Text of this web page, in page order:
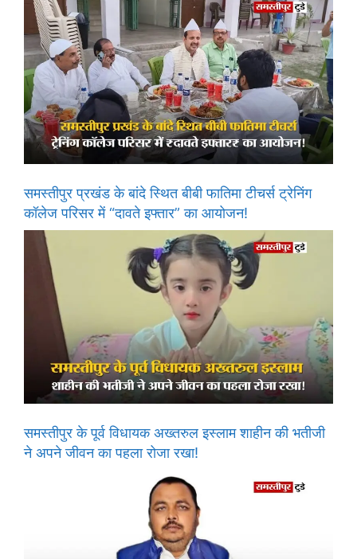
समस्तीपुर प्रखंड के बांदे स्थित बीबी फातिमा टीचर्स ट्रेनिंग
कॉलेज परिसर में “दावते इफ्तार” का आयोजन!
समस्तीपुर के पूर्व विधायक अख्तरुल इस्लाम शाहीन की भतीजी
ने अपने जीवन का पहला रोजा रखा!